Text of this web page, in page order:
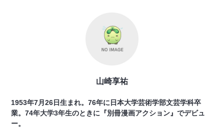
山崎享祐
1953年7月26日生まれ。76年に日本大学芸術学部文芸学科卒
業。74年大学3年生のときに『別冊漫画アクション』でデビュ
ー。